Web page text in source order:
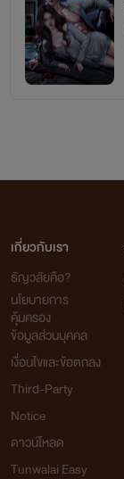
เกี่ยวกับเรา
ธัญวลัยคือ?
นโยบายการ
คุ้มครอง
ข้อมูลส่วนบุคคล
เงื่อนไขและข้อตกลง
Third-Party
Notice
ดาวน์โหลด
Tunwalai Easy